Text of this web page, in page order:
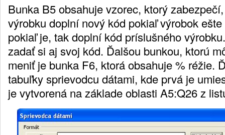
Bunka B5 obsahuje vzorec, ktorý
výrobku doplní nový kód pokiaľ výrobok
pokiaľ je, tak doplní kód príslušného
zadať si aj svoj kód. Ďalšou bunkou, ktorú
meniť je bunka F6, ktorá obsahuje % réžie.
tabuľky sprievodcu dátami, kde prvá je
je vytvorená na základe oblasti A5:Q26 z